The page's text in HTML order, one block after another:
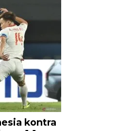
kontra